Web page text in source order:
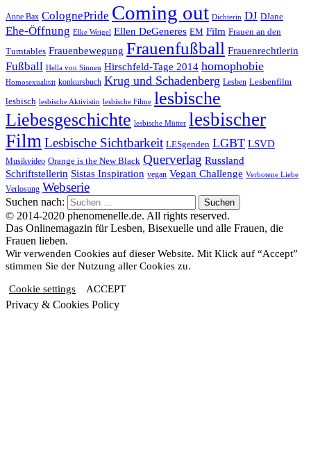
Anne Bax ColognePride Coming out Dichterin DJ DJane
Ehe-Öffnung Elke Weigel Ellen DeGeneres EM Film Frauen an den
Turntables Frauenbewegung Frauenfußball Frauenrechtlerin
Fußball Hella von Sinnen Hirschfeld-Tage 2014 homophobie
Homosexualität konkursbuch Krug und Schadenberg Lesben Lesbenfilm
lesbisch lesbische Aktivistin lesbische Filme lesbische
Liebesgeschichte lesbische Mütter lesbischer
Film Lesbische Sichtbarkeit LESgenden LGBT LSVD
Musikvideo Orange is the New Black Querverlag Russland
Schriftstellerin Sistas Inspiration vegan Vegan Challenge Verbotene Liebe
Verlosung Webserie
Suchen nach:
© 2014-2020 phenomenelle.de. All rights reserved.
Das Onlinemagazin für Lesben, Bisexuelle und alle Frauen, die
Frauen lieben.
Wir verwenden Cookies auf dieser Website. Mit Klick auf “Accept”
stimmen Sie der Nutzung aller Cookies zu.
Cookie settings ACCEPT
Privacy & Cookies Policy